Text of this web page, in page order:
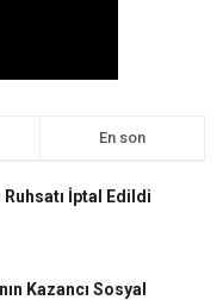
En son
İptal Edildi
Kazancı Sosyal